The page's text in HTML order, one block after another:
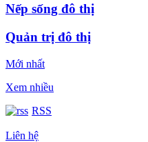
Nếp sống đô thị
Quản trị đô thị
Mới nhất
Xem nhiều
RSS
Liên hệ